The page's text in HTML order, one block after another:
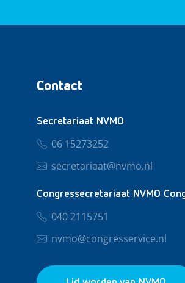
Contact
Secretariaat NVMO
06 15273252
secretariaat@nvmo.nl
Congressecretariaat NVMO
040 2115751
nvmo@congresservice.nl